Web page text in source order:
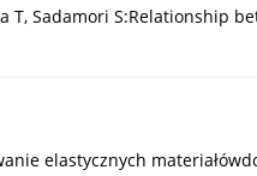
T, Sadamori S:Relationship
elastycznych